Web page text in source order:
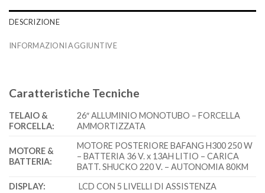
DESCRIZIONE
INFORMAZIONI AGGIUNTIVE
Caratteristiche Tecniche
TELAIO &
FORCELLA:
26″ ALLUMINIO MONOTUBO – FORCELLA
AMMORTIZZATA
MOTORE &
BATTERIA:
MOTORE POSTERIORE BAFANG H300 250 W
– BATTERIA 36 V. x 13AH LITIO – CARICA
BATT. SHUCKO 220 V. – AUTONOMIA 80KM
DISPLAY:
LCD CON 5 LIVELLI DI ASSISTENZA